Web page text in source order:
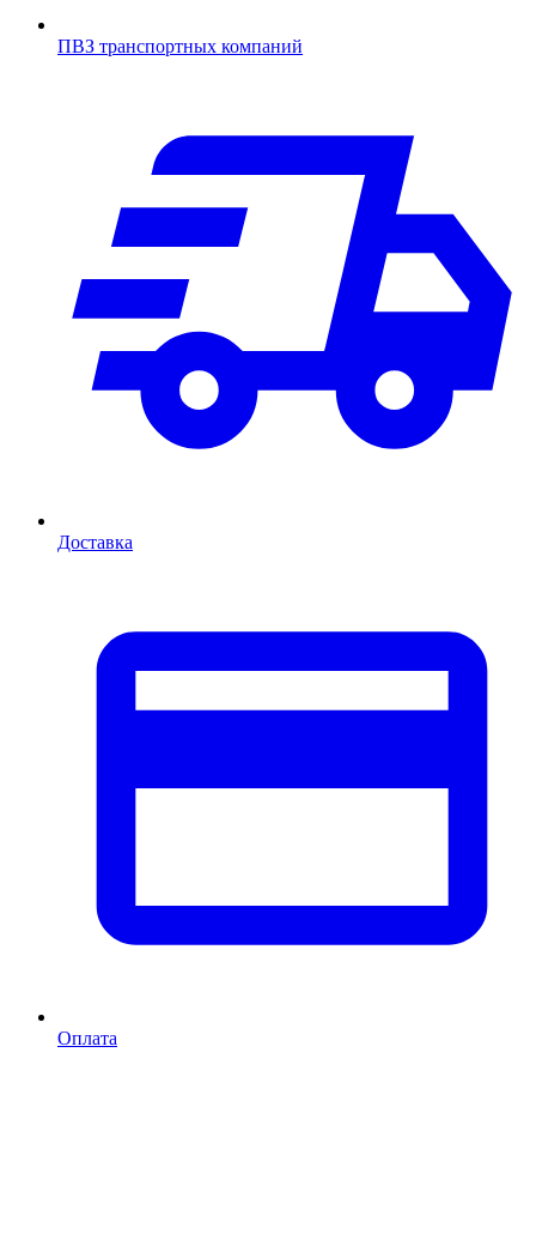
ПВЗ транспортных компаний
Доставка
Оплата